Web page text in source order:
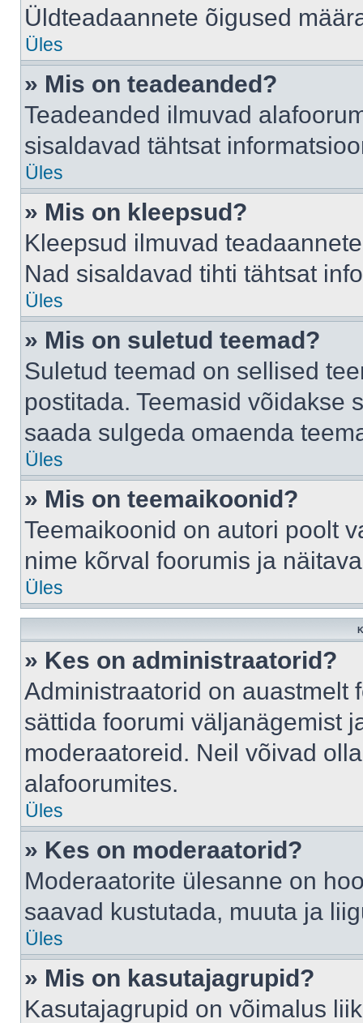
Üldteadaannete õigused
Üles
» Mis on teadeanded?
Teadeanded ilmuvad
sisaldavad tähtsat
Üles
» Mis on kleepsud?
Kleepsud ilmuvad
Nad sisaldavad tihti tähtsat
Üles
» Mis on suletud teemad?
Suletud teemad on sellised
postitada. Teemasid võidakse
saada sulgeda omaenda
Üles
» Mis on teemaikoonid?
Teemaikoonid on autori poolt
nime kõrval foorumis ja
Üles
» Kes on administraatorid?
Administraatorid on auastmelt
sättida foorumi väljanägemist
moderaatoreid. Neil võivad
alafoorumites.
Üles
» Kes on moderaatorid?
Moderaatorite ülesanne on
saavad kustutada, muuta ja
Üles
» Mis on kasutajagrupid?
Kasutajagrupid on võimalus